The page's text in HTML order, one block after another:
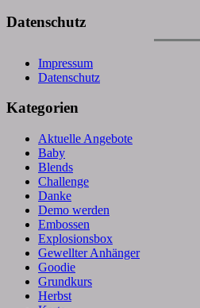
Datenschutz
Impressum
Datenschutz
Kategorien
Aktuelle Angebote
Baby
Blends
Challenge
Danke
Demo werden
Embossen
Explosionsbox
Gewellter Anhänger
Goodie
Grundkurs
Herbst